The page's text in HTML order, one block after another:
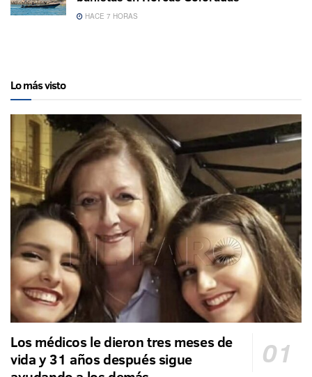
HACE 7 HORAS
Lo más visto
Los médicos le dieron tres meses de
vida y 31 años después sigue